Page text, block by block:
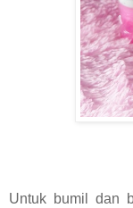
Untuk bumil dan